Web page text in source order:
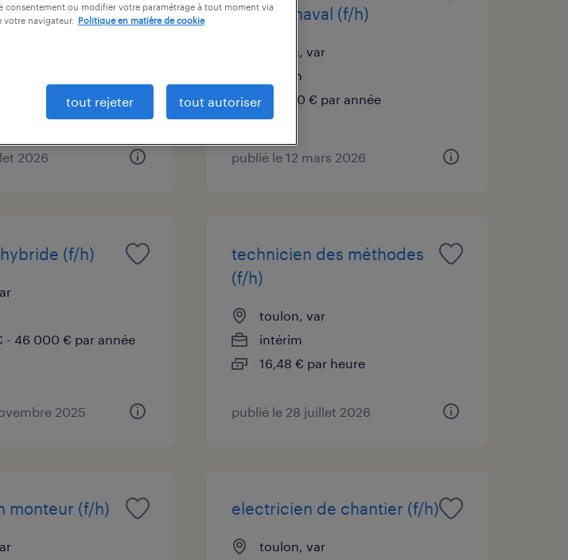
(f/h)
- 35 000 € par année
2026
secteur naval (f/h)
toulon, var
intérim
40 000 € par année
publié le 12 mars 2026
(f/h)
- 46 000 € par année
2025
technicien des méthodes
(f/h)
toulon, var
intérim
16,48 € par heure
publié le 28 juillet 2026
monteur (f/h) electricien de chantier (f/h)
toulon, var
consentement ou modifier votre paramétrage à tout moment via
votre navigateur.
Politique en matière de cookie
tout rejeter tout autoriser